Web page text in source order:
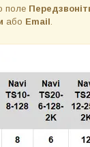
поле
або Email